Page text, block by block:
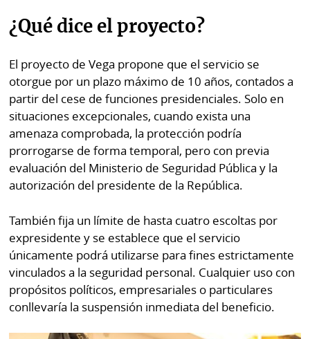
¿Qué dice el proyecto?
El proyecto de Vega propone que el servicio se
otorgue por un plazo máximo de 10 años, contados a
partir del cese de funciones presidenciales. Solo en
situaciones excepcionales, cuando exista una
amenaza comprobada, la protección podría
prorrogarse de forma temporal, pero con previa
evaluación del Ministerio de Seguridad Pública y la
autorización del presidente de la República.
También fija un límite de hasta cuatro escoltas por
expresidente y se establece que el servicio
únicamente podrá utilizarse para fines estrictamente
vinculados a la seguridad personal. Cualquier uso con
propósitos políticos, empresariales o particulares
conllevaría la suspensión inmediata del beneficio.